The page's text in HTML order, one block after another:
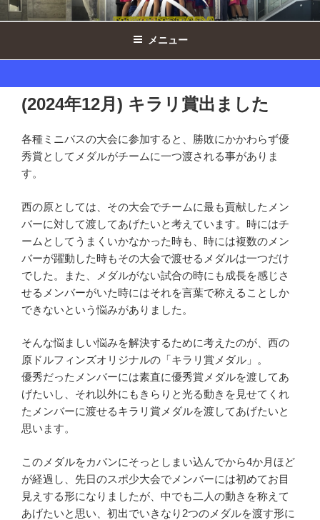
コ
ン
ン
西の原ドルフィンズ女子 ｜ 千葉県印
西市ミニバスケットボール
メニュー
(2024年12月) キラリ賞出ました
各種ミニバスの大会に参加すると、勝敗にかかわらず優
秀賞としてメダルがチームに一つ渡される事がありま
す。
西の原としては、その大会でチームに最も貢献したメン
バーに対して渡してあげたいと考えています。時にはチ
ームとしてうまくいかなかった時も、時には複数のメン
バーが躍動した時もその大会で渡せるメダルは一つだけ
でした。また、メダルがない試合の時にも成長を感じさ
せるメンバーがいた時にはそれを言葉で称えることしか
できないという悩みがありました。
そんな悩ましい悩みを解決するために考えたのが、西の
原ドルフィンズオリジナルの「キラリ賞メダル」。
優秀だったメンバーには素直に優秀賞メダルを渡してあ
げたいし、それ以外にもきらりと光る動きを見せてくれ
たメンバーに渡せるキラリ賞メダルを渡してあげたいと
思います。
このメダルをカバンにそっとしまい込んでから4か月ほど
が経過し、先日のスポ少大会でメンバーには初めてお目
見えする形になりましたが、中でも二人の動きを称えて
あげたいと思い、初出でいきなり2つのメダルを渡す形に